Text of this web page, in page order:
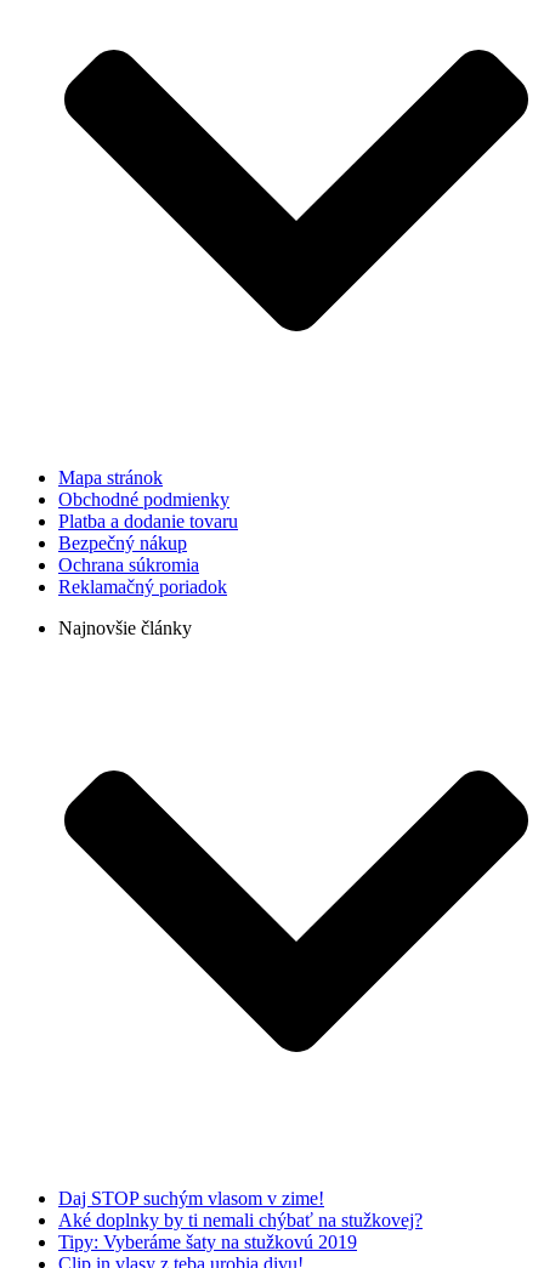
Mapa stránok
Obchodné podmienky
Platba a dodanie tovaru
Bezpečný nákup
Ochrana súkromia
Reklamačný poriadok
Najnovšie články
Daj STOP suchým vlasom v zime!
Aké doplnky by ti nemali chýbať na stužkovej?
Tipy: Vyberáme šaty na stužkovú 2019
Clip in vlasy z teba urobia divu!